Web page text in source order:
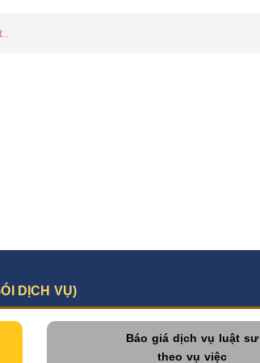
DỊCH VỤ)
Báo giá dịch vụ luật sư
theo vụ việc